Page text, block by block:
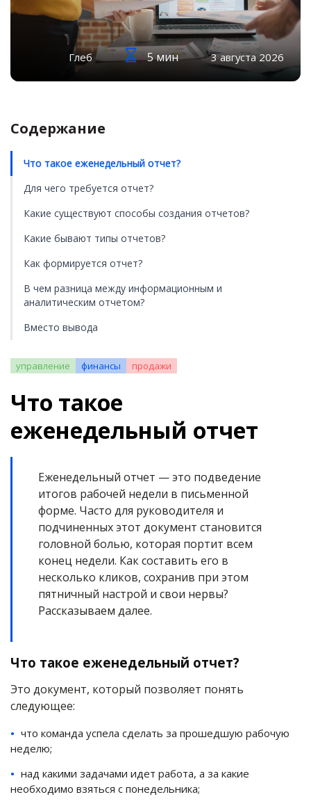
Глеб 5 мин 3 августа 2026
Содержание
Что такое еженедельный отчет?
Для чего требуется отчет?
Какие существуют способы создания отчетов?
Какие бывают типы отчетов?
Как формируется отчет?
В чем разница между информационным и
аналитическим отчетом?
Вместо вывода
управление финансы продажи
Что такое
еженедельный отчет
Еженедельный отчет — это подведение
итогов рабочей недели в письменной
форме. Часто для руководителя и
подчиненных этот документ становится
головной болью, которая портит всем
конец недели. Как составить его в
несколько кликов, сохранив при этом
пятничный настрой и свои нервы?
Рассказываем далее.
Что такое еженедельный отчет?
Это документ, который позволяет понять
следующее:
что команда успела сделать за прошедшую рабочую
неделю;
над какими задачами идет работа, а за какие
необходимо взяться с понедельника;